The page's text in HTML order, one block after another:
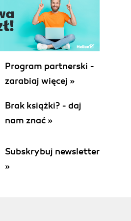
6. Jak podnieść temperaturę
Jak wybrać odpowiedni sprzęt
(103)
8. Jak opanować oświetlenie
(106)
9. Jak przetrwać wydarzenia
10. Eksport cyfrowego wideo do
w celu umieszczenia na
DVD (118)
Etykiety, pudełka i
Program partnerski -
zarabiaj więcej »
Brak książki? - daj
nam znać »
Subskrybuj newsletter
»